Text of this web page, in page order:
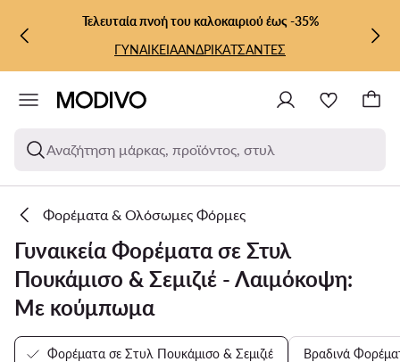
ΜΕΤΆΒΑΣΗ ΣΤΟ ΚΎΡΙΟ ΠΕΡΙΕΧΌΜΕΝΟ
ΜΕΤΆΒΑΣΗ ΣΤΗΝ ΑΝΑΖΉΤΗΣΗ
Τελευταία πνοή του καλοκαιριού έως -35%
ΓΥΝΑΙΚΕΙΑΑΝΔΡΙΚΑΤΣΑΝΤΕΣ
Αναζήτηση μάρκας, προϊόντος, στυλ
Φορέματα & Ολόσωμες Φόρμες
Γυναικεία Φορέματα σε Στυλ
Πουκάμισο & Σεμιζιέ - Λαιμόκοψη:
Με κούμπωμα
Φορέματα σε Στυλ Πουκάμισο & Σεμιζιέ Βραδινά